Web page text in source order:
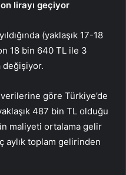
lirayı geçiyor
(yaklaşık 17-18
18 bin 640 TL ile 3
değişiyor.
göre Türkiye’de
487 bin TL olduğu
maliyeti ortalama gelir
aylık toplam gelirinden